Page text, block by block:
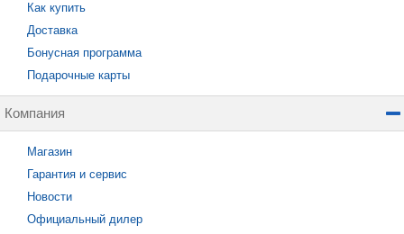
Как купить
Доставка
Бонусная программа
Подарочные карты
Компания
Магазин
Гарантия и сервис
Новости
Официальный дилер